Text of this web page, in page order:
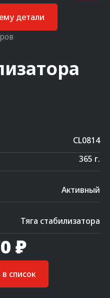
детали
CL0814
365 г.
Активный
Тяга стабилизатора
₽
список